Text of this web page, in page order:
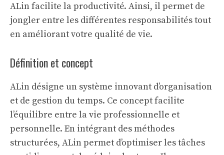
ALin facilite la productivité. Ainsi, il permet de
jongler entre les différentes responsabilités tout
en améliorant votre qualité de vie.
Définition et concept
ALin désigne un système innovant d’organisation
et de gestion du temps. Ce concept facilite
l’équilibre entre la vie professionnelle et
personnelle. En intégrant des méthodes
structurées, ALin permet d’optimiser les tâches